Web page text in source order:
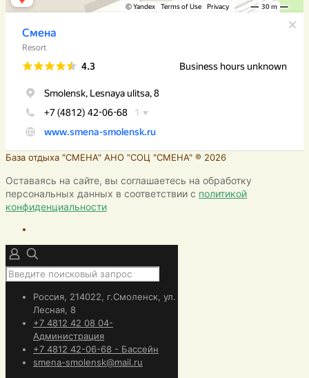
База отдыха "СМЕНА" АНО "СОЦ "СМЕНА" ® 2026
Оставаясь на сайте, вы соглашаетесь на обработку
персональных данных в соответствии с политикой
конфиденциальности
Россия, 214022, г.Смоленск, ул.
Лесная, 8
+7 4812 42 08 04-
Администрация
+7 4812 42-06-68 - Бассейн
smena-smolensk@mail.ru